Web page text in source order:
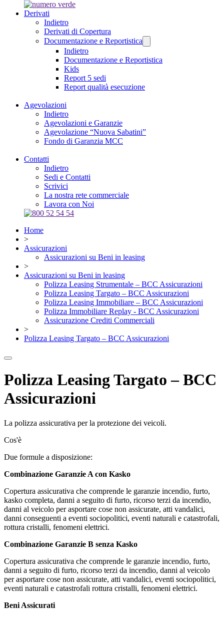
Derivati
Indietro
Derivati di Copertura
Documentazione e Reportistica
Indietro
Documentazione e Reportistica
Kids
Report 5 sedi
Report qualità esecuzione
Agevolazioni
Indietro
Agevolazioni e Garanzie
Agevolazione “Nuova Sabatini”
Fondo di Garanzia MCC
Contatti
Indietro
Sedi e Contatti
Scrivici
La nostra rete commerciale
Lavora con Noi
Home
>
Assicurazioni
Assicurazioni su Beni in leasing
>
Assicurazioni su Beni in leasing
Polizza Leasing Strumentale – BCC Assicurazioni
Polizza Leasing Targato – BCC Assicurazioni
Polizza Leasing Immobiliare – BCC Assicurazioni
Polizza Immobiliare Replay - BCC Assicurazioni
Assicurazione Crediti Commerciali
>
Polizza Leasing Targato – BCC Assicurazioni
Polizza Leasing Targato – BCC
Assicurazioni
La polizza assicurativa per la protezione dei veicoli.
Cos'è
Due formule a disposizione:
Combinazione Garanzie A con Kasko
Copertura assicurativa che comprende le garanzie incendio, furto,
kasko completa, danni a seguito di furto, ricorso terzi da incendio,
danni al veicolo per asportare cose non assicurate, atti vandalici,
danni conseguenti a eventi sociopolitici, eventi naturali e catastrofali,
rottura cristalli, fenomeni elettrici.
Combinazione Garanzie B senza Kasko
Copertura assicurativa che comprende le garanzie incendio, furto,
danni a seguito di furto, ricorso terzi da incendio, danni al veicolo
per asportare cose non assicurate, atti vandalici, eventi sociopolitici,
eventi naturali e catastrofali rottura cristalli, fenomeni elettrici.
Beni Assicurati